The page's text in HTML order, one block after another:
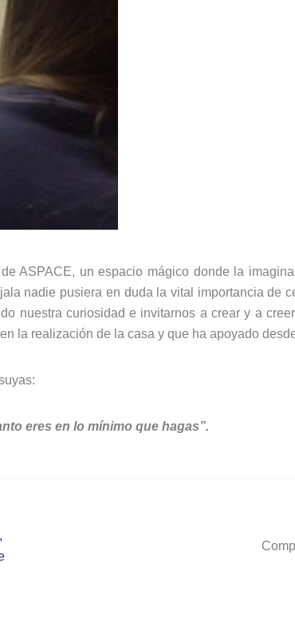
ASPACE, un espacio mágico donde la
nadie pusiera en duda la vital importancia de
nuestra curiosidad e invitarnos a crear y a
la realización de la casa y que ha apoyado
eres en lo mínimo que hagas”.
,